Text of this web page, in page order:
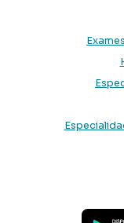
Baixe o